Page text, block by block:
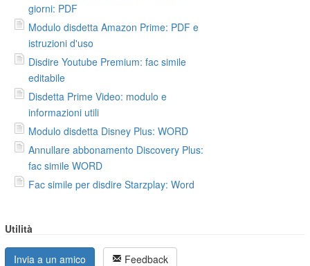
giorni: PDF
Modulo disdetta Amazon Prime: PDF e
istruzioni d'uso
Disdire Youtube Premium: fac simile
editabile
Disdetta Prime Video: modulo e
informazioni utili
Modulo disdetta Disney Plus: WORD
Annullare abbonamento Discovery Plus:
fac simile WORD
Fac simile per disdire Starzplay: Word
Utilità
Invia a un amico Feedback